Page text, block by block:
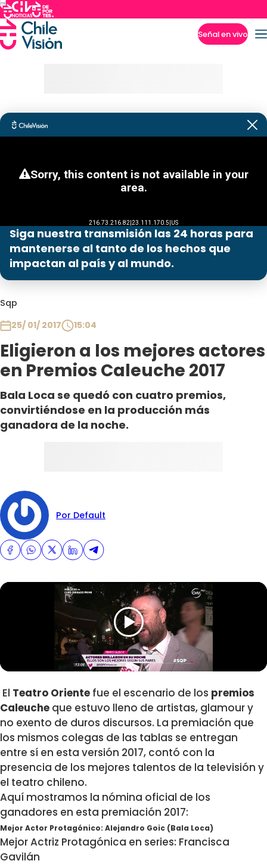
Señal en vivo
Siga nuestra transmisión las 24 horas para
mantenerse al tanto de los hechos que
impactan al país y al mundo.
Sqp
25/ 01/ 2017
15:04
Eligieron a los mejores actores
en Premios Caleuche 2017
Bala Loca se quedó con cuatro premios,
convirtiéndose en la producción más
ganadora de la noche.
Por Default
El Teatro Oriente fue el escenario de los premios
Caleuche que estuvo lleno de artistas, glamour y
no exento de duros discursos. La premiación que
los mismos colegas de las tablas se entregan
entre sí en esta versión 2017, contó con la
presencia de los mejores talentos de la televisión y
el teatro chileno.
Aquí mostramos la nómina oficial de los
ganadores en esta premiación 2017:
Mejor Actor Protagónico: Alejandro Goic (Bala Loca)
Mejor Actriz Protagónica en series: Francisca
Gavilán
Programas
Contigo en Directo
Plan Perfecto
El Tiempo
Sabingo
Todos Los Programas